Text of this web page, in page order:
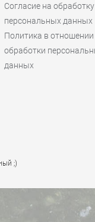
Согласие на обработку
персональных данных
Политика в отношении
обработки
данных
;)